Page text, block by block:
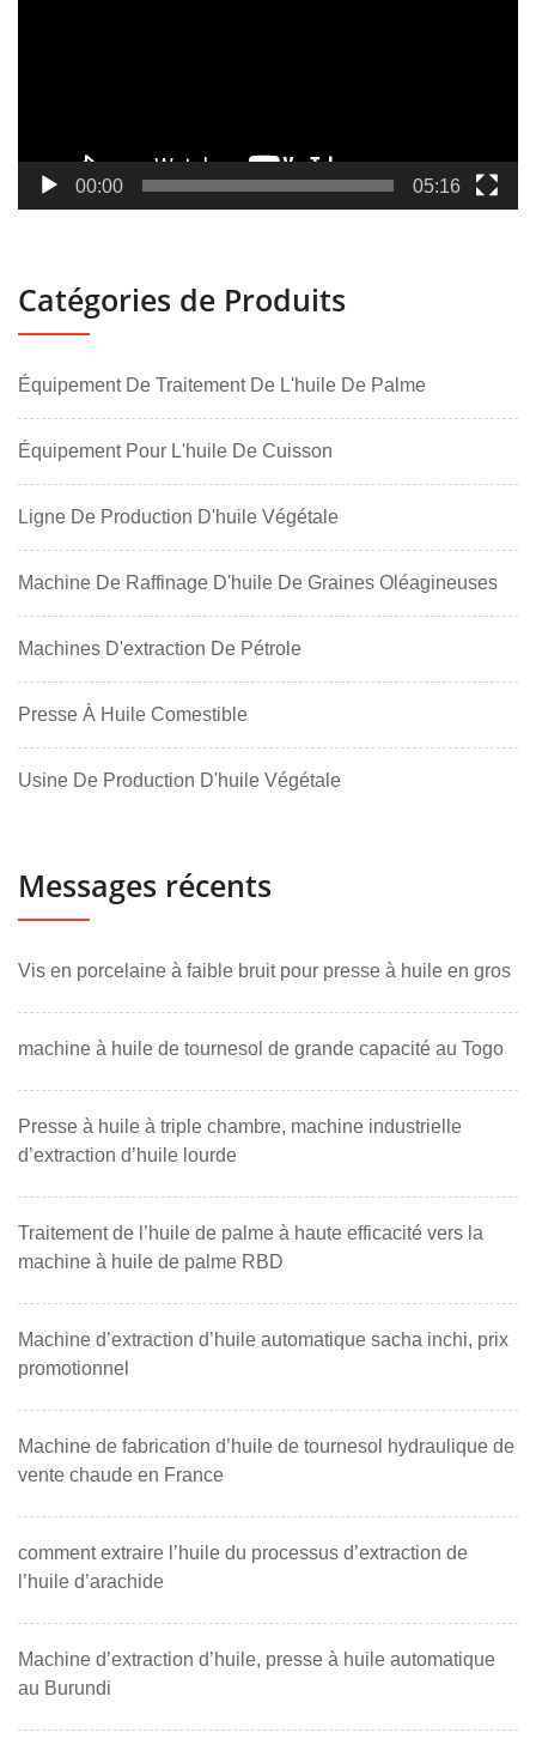
00:00 05:16
Catégories de Produits
Équipement De Traitement De L'huile De Palme
Équipement Pour L'huile De Cuisson
Ligne De Production D'huile Végétale
Machine De Raffinage D'huile De Graines Oléagineuses
Machines D'extraction De Pétrole
Presse À Huile Comestible
Usine De Production D'huile Végétale
Messages récents
Vis en porcelaine à faible bruit pour presse à huile en gros
machine à huile de tournesol de grande capacité au Togo
Presse à huile à triple chambre, machine industrielle
d’extraction d’huile lourde
Traitement de l’huile de palme à haute efficacité vers la
machine à huile de palme RBD
Machine d’extraction d’huile automatique sacha inchi, prix
promotionnel
Machine de fabrication d’huile de tournesol hydraulique de
vente chaude en France
comment extraire l’huile du processus d’extraction de
l’huile d’arachide
Machine d’extraction d’huile, presse à huile automatique
au Burundi